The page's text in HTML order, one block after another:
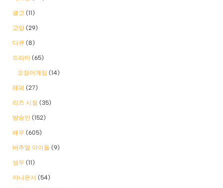
광고 (11)
교양 (29)
다큐 (8)
드라마 (65)
오징어게임 (14)
래퍼 (27)
리즈 시절 (35)
방송인 (152)
배우 (605)
버추얼 아이돌 (9)
성우 (11)
아나운서 (54)